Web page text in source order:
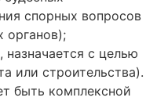
спорных вопросов
органов);
назначается с целью
или строительства).
быть комплексной